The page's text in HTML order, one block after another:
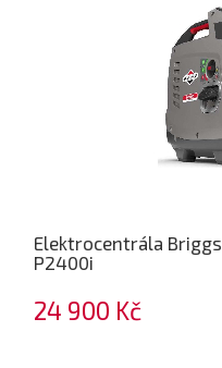
Elektrocentrála
P2400i
24 900 Kč